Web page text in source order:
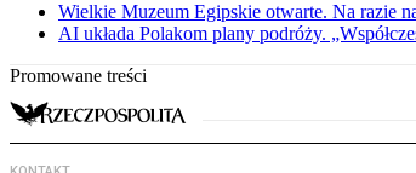
Wielkie Muzeum Egipskie otwarte. Na razie
AI układa Polakom plany podróży.
Promowane treści